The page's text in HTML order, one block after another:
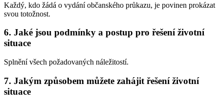
Každý, kdo žádá o vydání občanského průkazu, je povinen prokázat
svou totožnost.
6. Jaké jsou podmínky a postup pro řešení životní
situace
Splnění všech požadovaných náležitostí.
7. Jakým způsobem můžete zahájit řešení životní
situace